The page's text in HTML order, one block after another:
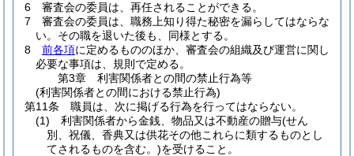
6
審査会の委員は、再任されることができる。
7
審査会の委員は、職務上知り得た秘密を漏らしてはならな
い。 その職を退いた後も、同様とする。
8
前各項に定めるもののほか、審査会の組織及び運営に関し
必要な事項は、規則で定める。
第3章
利害関係者との間の禁止行為等
(利害関係者との間における禁止行為)
第11条
職員は、次に掲げる行為を行ってはならない。
(1)
利害関係者から金銭、物品又は不動産の贈与(せん
別、祝儀、香典又は供花その他これらに類するものとし
てされるものを含む。)を受けること。